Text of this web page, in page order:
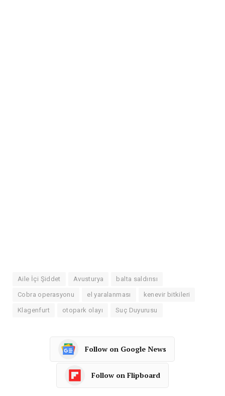
Aile İçi Şiddet Avusturya balta saldırısı
Cobra operasyonu el yaralanması kenevir bitkileri
Klagenfurt otopark olayı Suç Duyurusu
Follow on Google News
Follow on Flipboard